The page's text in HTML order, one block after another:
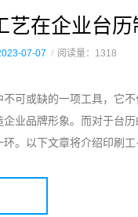
07-07 阅读量：1318
可或缺的一项工具，它不
业品牌形象。而对于台
。以下文章将介绍印刷工